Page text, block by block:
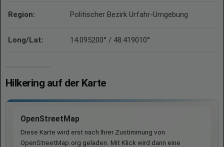
Region: Politischer Bezirk Urfahr-Umgebung
Long/Lat: 14.095200° / 48.419010°
Hilkering auf der Karte
OpenStreetMap
Diese Karte wird erst nach Ihrer Zustimmung von
OpenStreetMap.org geladen. Mit Klick wird dann eine